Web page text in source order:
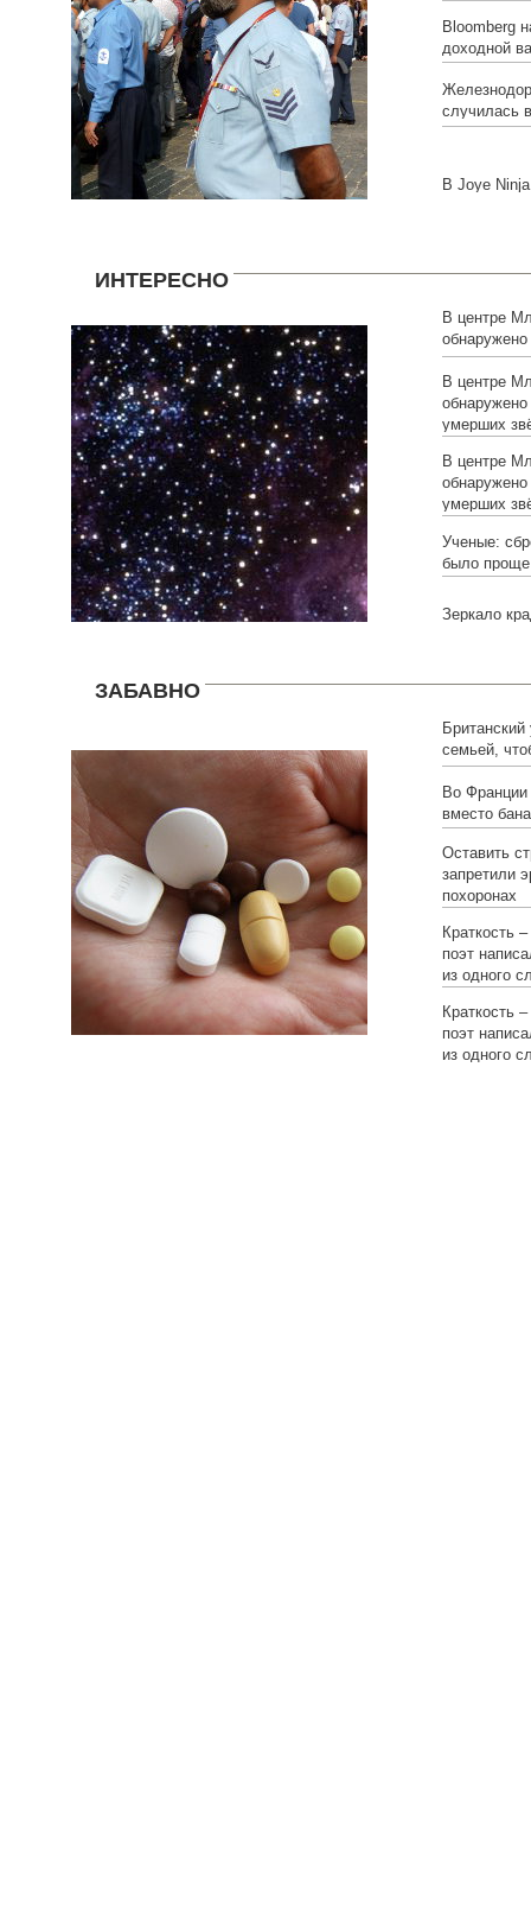
Bloomberg
доходной
случилась
В Joye
ИНТЕРЕСНО
В центре
умерших
В центре
умерших
В центре
умерших
Ученые:
было
Зеркало
ЗАБАВНО
семьей,
Во
вместо
Оставить
запретили
похоронах
Краткость
поэт
из одного
Краткость
поэт
из одного